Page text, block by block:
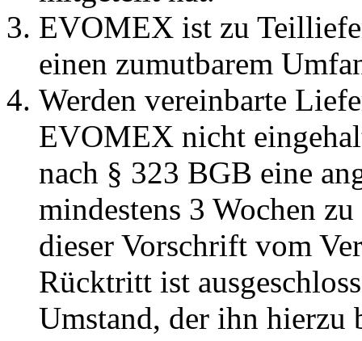
EVOMEX ist zu
einen zumutbarem
Werden vereinbarte
EVOMEX nicht
nach § 323 BGB eine
mindestens 3 Wochen
dieser Vorschrift vom
Rücktritt ist
Umstand, der ihn hierzu